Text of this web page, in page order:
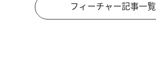
フィーチャー記事一覧